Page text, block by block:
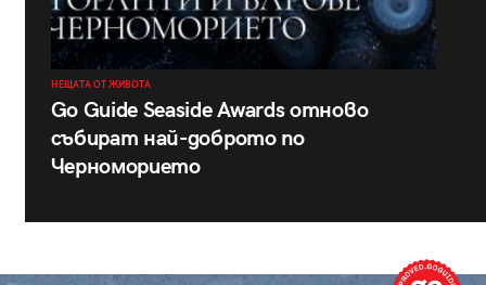
НЕЩАТА ОТ ЖИВОТА
Go Guide Seaside Awards отново
събират най-доброто по
Черноморието